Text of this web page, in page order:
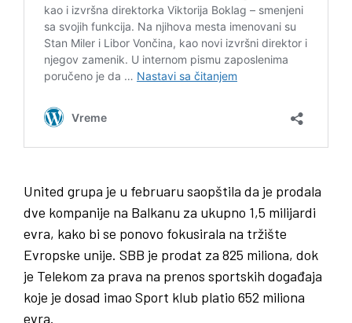
United grupa je u februaru saopštila da je prodala
dve kompanije na Balkanu za ukupno 1,5 milijardi
evra, kako bi se ponovo fokusirala na tržište
Evropske unije. SBB je prodat za 825 miliona, dok
je Telekom za prava na prenos sportskih događaja
koje je dosad imao Sport klub platio 652 miliona
evra.